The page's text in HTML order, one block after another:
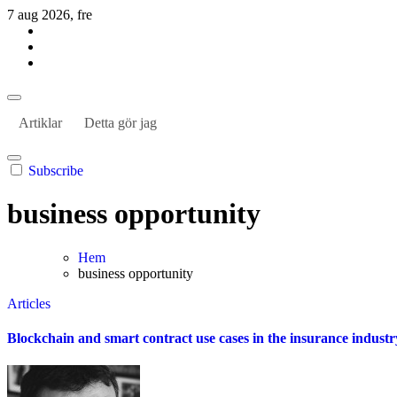
Hoppa
innehåll
7 aug 2026, fre
Habil Kantur
Habil Kantur
Artiklar
Detta gör jag
Subscribe
business opportunity
Hem
business opportunity
Articles
Blockchain and smart contract use cases in the insurance